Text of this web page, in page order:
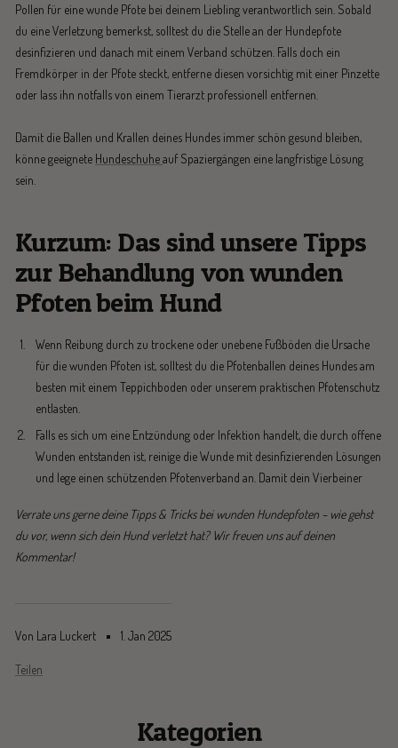
Von Lara Luckert 1. Jan 2025
Teilen
Pollen für eine wunde Pfote bei deinem Liebling verantwortlich sein. Sobald
du eine Verletzung bemerkst, solltest du die Stelle an der Hundepfote
desinfizieren und danach mit einem Verband schützen. Falls doch ein
Fremdkörper in der Pfote steckt, entferne diesen vorsichtig mit einer Pinzette
oder lass ihn notfalls von einem Tierarzt professionell entfernen.
Damit die Ballen und Krallen deines Hundes immer schön gesund bleiben,
könne geeignete Hundeschuheauf Spaziergängen eine langfristige Lösung
sein.
Kurzum: Das sind unsere Tipps
zur Behandlung von wunden
Pfoten beim Hund
Wenn Reibung durch zu trockene oder unebene Fußböden die Ursache
für die wunden Pfoten ist, solltest du die Pfotenballen deines Hundes am
besten mit einem Teppichboden oder unserem praktischen Pfotenschutz
entlasten.
Falls es sich um eine Entzündung oder Infektion handelt, die durch offene
Wunden entstanden ist, reinige die Wunde mit desinfizierenden Lösungen
und lege einen schützenden Pfotenverband an. Damit dein Vierbeiner
Verrate uns gerne deine Tipps & Tricks bei wunden Hundepfoten – wie gehst
du vor, wenn sich dein Hund verletzt hat? Wir freuen uns auf deinen
Kommentar!
Kategorien